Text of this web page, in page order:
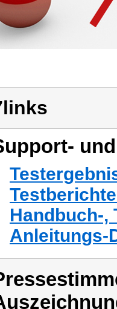
Handbuch-,
Anleitungs-